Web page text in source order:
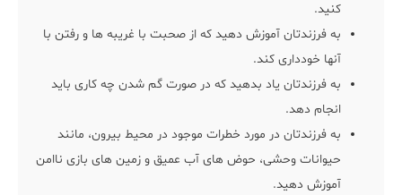
کنید.
به فرزندتان آموزش دهید که از صحبت با غریبه ها و رفتن با
آنها خودداری کند.
به فرزندتان یاد بدهید که در صورت گم شدن چه کاری باید
انجام دهد.
به فرزندتان در مورد خطرات موجود در محیط بیرون، مانند
حیوانات وحشی، حوض های آب عمیق و زمین های بازی ناامن
آموزش دهید.